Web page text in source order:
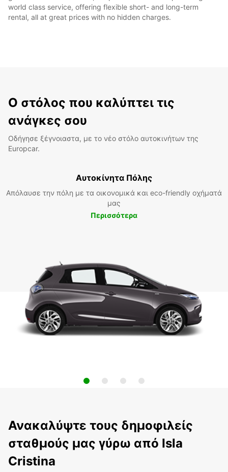
world class service, offering flexible short- and long-term
rental, all at great prices with no hidden charges.
Ο στόλος που καλύπτει τις
ανάγκες σου
Οδήγησε ξέγνοιαστα, με το νέο στόλο αυτοκινήτων της
Europcar.
Αυτοκίνητα Πόλης
Απόλαυσε την πόλη με τα οικονομικά και eco-friendly οχήματά
μας
Περισσότερα
Ανακαλύψτε τους δημοφιλείς
σταθμούς μας γύρω από Isla
Cristina